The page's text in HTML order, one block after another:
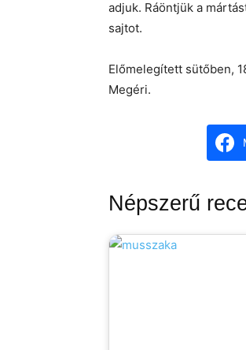
adjuk. Ráöntjük a
sajtot.
Előmelegített sütőben,
Megéri.
Népszerű